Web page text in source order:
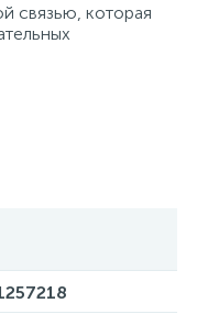
связью, которая